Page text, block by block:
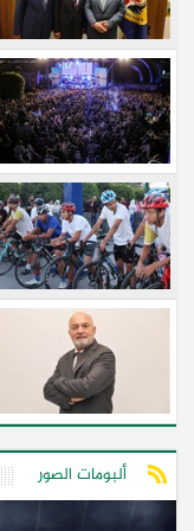
ألبومات الصور